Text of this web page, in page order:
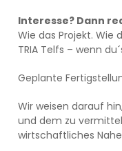
Interesse? Dann
Wie das Projekt. Wie
TRIA Telfs – wenn
Geplante
Wir weisen darauf
und dem zu
wirtschaftliches